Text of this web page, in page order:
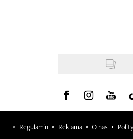
Visit us on Facebook
Visit us onVisit us
Regulamin Reklama O nas